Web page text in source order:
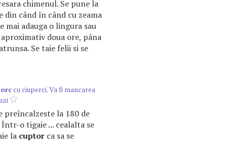
chimenul. Se pune la
din când în când cu zeama
mai adauga o lingura sau
doua ore, pâna
Se taie felii si se
cu ciuperci. Va fi mancarea
preîncalzeste la 180 de
Într-o tigaie ... cealalta se
la cuptor ca sa se